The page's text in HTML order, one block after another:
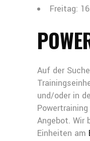
Freitag:
Auf der
und/oder in
Angebot. Wir
Einheiten am